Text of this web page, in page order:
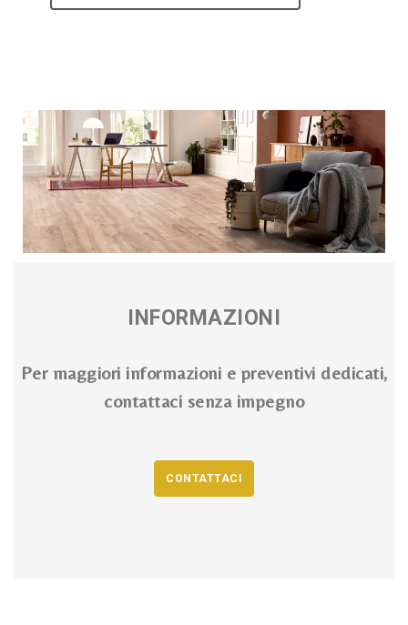
INFORMAZIONI
Per maggiori informazioni e preventivi dedicati,
contattaci senza impegno
CONTATTACI